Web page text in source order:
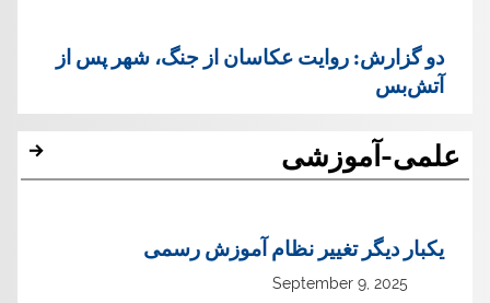
دو گزارش: روایت عکاسان از جنگ، شهر پس از
آتش‌بس
علمی-آموزشی
یک‏بار دیگر تغییر نظام آموزش رسمی
September 9, 2025